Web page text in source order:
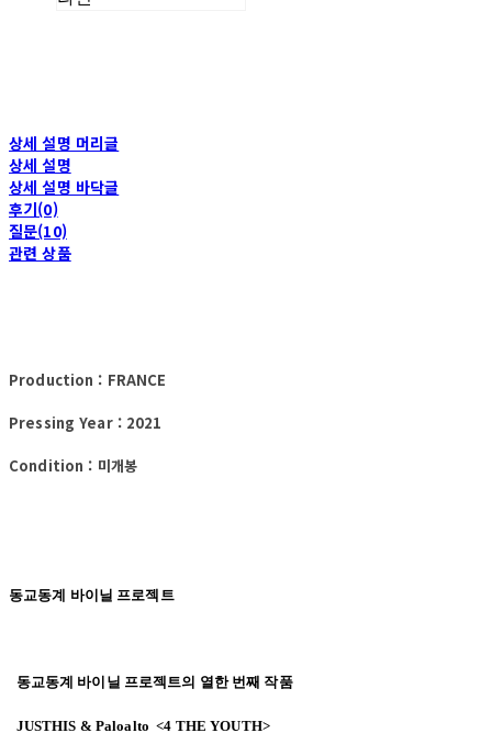
상세 설명 머리글
상세 설명
상세 설명 바닥글
후기(0)
질문(10)
관련 상품
Production : FRANCE
Pressing Year : 2021
Condition : 미개봉
동교동계 바이닐 프로젝트
동교동계 바이닐 프로젝트의 열한 번째 작품
JUSTHIS & Paloalto <4 THE YOUTH>